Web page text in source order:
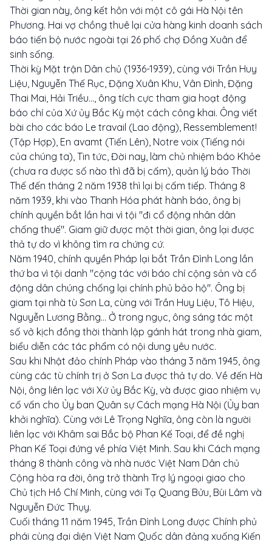
Thời gian này, ông kết hôn với một cô gái Hà Nội tên
Phương. Hai vợ chồng thuê lại cửa hàng kinh doanh sách
báo tiến bộ nước ngoài tại 26 phố chợ Đồng Xuân để
sinh sống.
Thời kỳ Mặt trận Dân chủ (1936-1939), cùng với Trần Huy
Liệu, Nguyễn Thế Rục, Đặng Xuân Khu, Vân Đình, Đặng
Thai Mai, Hải Triều..., ông tích cực tham gia hoạt động
báo chí của Xứ ủy Bắc Kỳ một cách công khai. Ông viết
bài cho các báo Le travail (Lao động), Ressemblement!
(Tập Hợp), En avamt (Tiến Lên), Notre voix (Tiếng nói
của chúng ta), Tin tức, Đời nay, làm chủ nhiệm báo Khỏe
(chưa ra được số nào thì đã bị cấm), quản lý báo Thời
Thế đến tháng 2 năm 1938 thì lại bị cấm tiếp. Tháng 8
năm 1939, khi vào Thanh Hóa phát hành báo, ông bị
chính quyền bắt lần hai vì tội "đi cổ động nhân dân
chống thuế". Giam giữ được một thời gian, ông lại được
thả tự do vì không tìm ra chứng cứ.
Năm 1940, chính quyền Pháp lại bắt Trần Đình Long lần
thứ ba vì tội danh "cộng tác với báo chí cộng sản và cổ
động dân chúng chống lại chính phủ bảo hộ". Ông bị
giam tại nhà tù Sơn La, cùng với Trần Huy Liệu, Tô Hiệu,
Nguyễn Lương Bằng... Ở trong ngục, ông sáng tác một
số vở kịch đồng thời thành lập gánh hát trong nhà giam,
biểu diễn các tác phẩm có nội dung yêu nước.
Sau khi Nhật đảo chính Pháp vào tháng 3 năm 1945, ông
cùng các tù chính trị ở Sơn La được thả tự do. Về đến Hà
Nội, ông liên lạc với Xứ ủy Bắc Kỳ, và được giao nhiệm vụ
cố vấn cho Ủy ban Quân sự Cách mạng Hà Nội (Ủy ban
khởi nghĩa). Cùng với Lê Trọng Nghĩa, ông còn là người
liên lạc với Khâm sai Bắc bộ Phan Kế Toại, để đề nghị
Phan Kế Toại đứng về phía Việt Minh. Sau khi Cách mạng
tháng 8 thành công và nhà nước Việt Nam Dân chủ
Cộng hòa ra đời, ông trở thành Trợ lý ngoại giao cho
Chủ tịch Hồ Chí Minh, cùng với Tạ Quang Bửu, Bùi Lâm và
Nguyễn Đức Thụy.
Cuối tháng 11 năm 1945, Trần Đình Long được Chính phủ
phái cùng đại diện Việt Nam Quốc dân đảng xuống Kiến